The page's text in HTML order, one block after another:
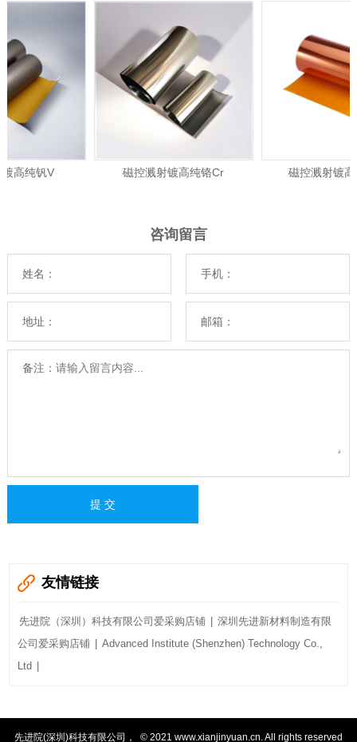
纯钒V 磁控溅射镀高纯铬Cr 磁控溅射镀高
咨询留言
姓名： 手机：
地址： 邮箱：
备注：
友情链接
先进院（深圳）科技有限公司爱采购店铺
深圳先进新材料制造有限
公司爱采购店铺
Advanced Institute (Shenzhen) Technology Co.,
Ltd
先进院(深圳)科技有限公司 ， © 2021 www.xianjinyuan.cn. All rights reserved